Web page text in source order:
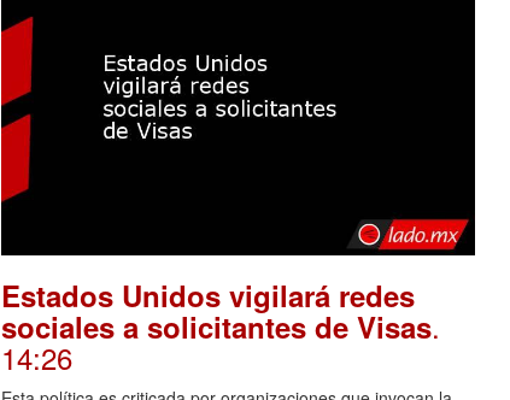
Estados Unidos vigilará redes
sociales a solicitantes de Visas.
14:26